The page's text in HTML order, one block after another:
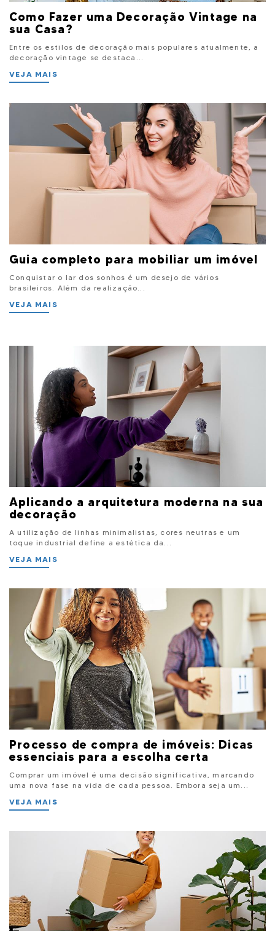
Como Fazer uma Decoração Vintage na
sua Casa?
Entre os estilos de decoração mais populares atualmente, a
decoração vintage se destaca...
VEJA MAIS
Guia completo para mobiliar um imóvel
Conquistar o lar dos sonhos é um desejo de vários
brasileiros. Além da realização...
VEJA MAIS
Aplicando a arquitetura moderna na sua
decoração
A utilização de linhas minimalistas, cores neutras e um
toque industrial define a estética da...
VEJA MAIS
Processo de compra de imóveis: Dicas
essenciais para a escolha certa
Comprar um imóvel é uma decisão significativa, marcando
uma nova fase na vida de cada pessoa. Embora seja um...
VEJA MAIS